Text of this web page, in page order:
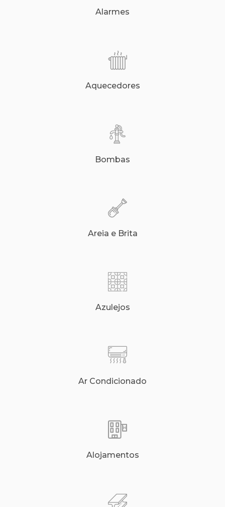
Alarmes
Aquecedores
Bombas
Areia e Brita
Azulejos
Ar Condicionado
Alojamentos